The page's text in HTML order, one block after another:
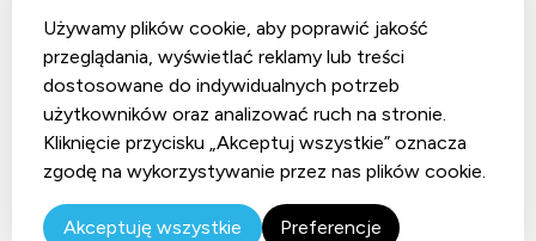
CludoCRM
Telekomunikacja
AI Studio – Sztuczna inteligencja
prywatności
Używamy plików cookie, aby poprawić jakość
przeglądania, wyświetlać reklamy lub treści
dostosowane do indywidualnych potrzeb
użytkowników oraz analizować ruch na stronie.
Kliknięcie przycisku „Akceptuj wszystkie” oznacza
zgodę na wykorzystywanie przez nas plików cookie.
Akceptuję wszystkie Preferencje